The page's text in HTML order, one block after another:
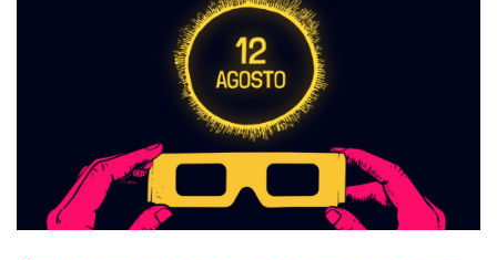
ser
o
quarto
a